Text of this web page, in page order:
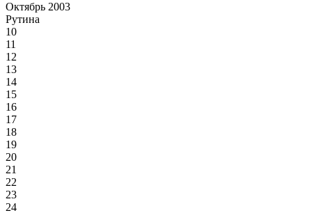
Октябрь 2003
Рутина
10
11
12
13
14
15
16
17
18
19
20
21
22
23
24